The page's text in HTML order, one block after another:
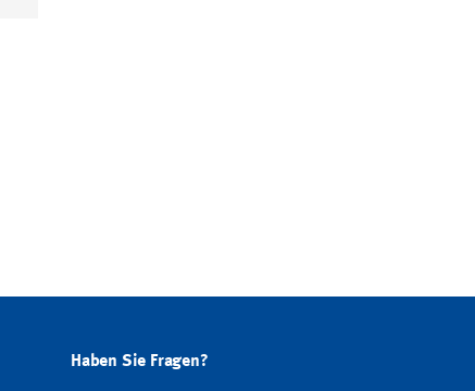
Haben Sie Fragen?